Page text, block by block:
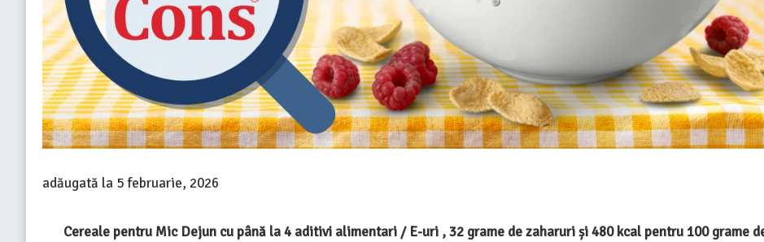
adăugată la 5 februarie, 2026
Cereale pentru Mic Dejun cu până la 4 aditivi alimentari / E-uri , 32 grame de zaharuri și 480 kcal pentru 100 grame